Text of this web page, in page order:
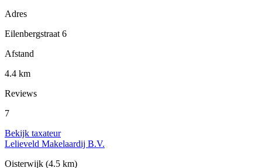
Adres
Eilenbergstraat 6
Afstand
4.4 km
Reviews
7
Bekijk taxateur
Lelieveld Makelaardij B.V.
Oisterwijk (4.5 km)